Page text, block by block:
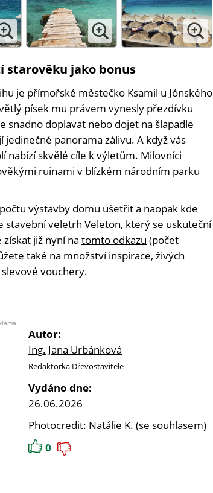
starověku jako bonus
je přímořské městečko Ksamil u Jónského
písek mu právem vynesly přezdívku
snadno doplavat nebo dojet na šlapadle
panorama zálivu. A když vás
nabízí skvělé cíle k výletům. Milovníci
ruinami v blízkém národním parku
výstavby domu ušetřit a naopak kde
stavební veletrh Veleton, který se uskuteční
již nyní na tomto odkazu (počet
také na množství inspirace, živých
vouchery.
Autor:
Ing. Jana Urbánková
Redaktorka Dřevostavitele
Vydáno dne:
26.06.2026
Photocredit: Natálie K. (se souhlasem)
0